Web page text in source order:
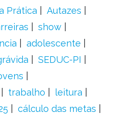
Prática
Autazes
show
adolescente
SEDUC-PI
trabalho
leitura
cálculo das metas